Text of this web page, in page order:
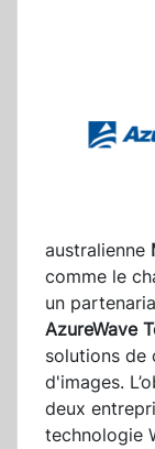
australienne
comme le
un
AzureWave
solutions de
d'images.
deux
technologie